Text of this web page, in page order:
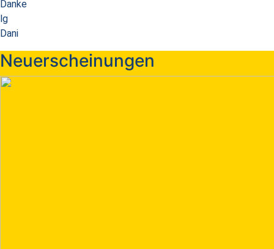
Danke
lg
Dani
Neuerscheinungen